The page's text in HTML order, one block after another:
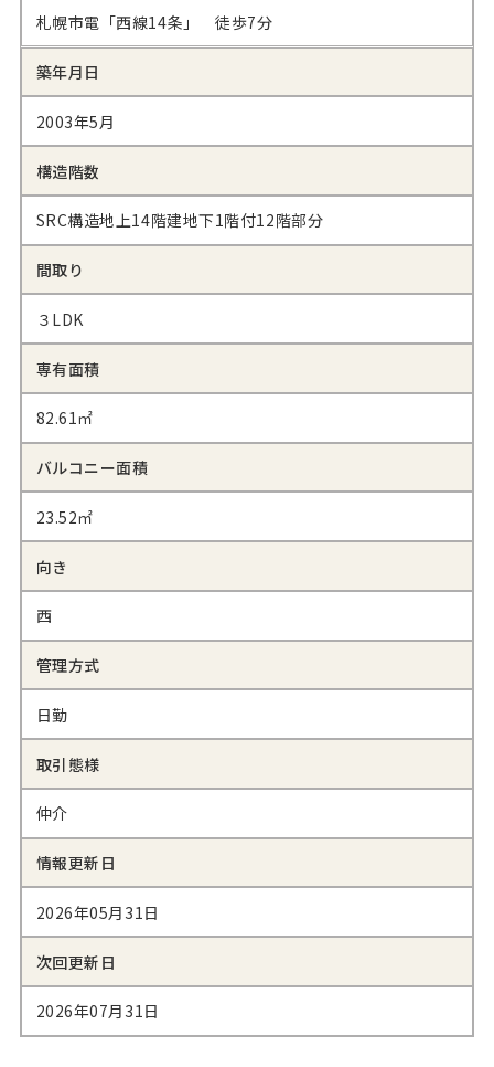
札幌市電「西線14条」 徒歩7分
築年月日
2003年5月
構造階数
SRC構造地上14階建地下1階付12階部分
間取り
３LDK
専有面積
82.61㎡
バルコニー面積
23.52㎡
向き
西
管理方式
日勤
取引態様
仲介
情報更新日
2026年05月31日
次回更新日
2026年07月31日